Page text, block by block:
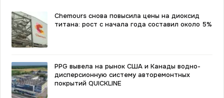
Chemours снова повысила цены на диоксид
титана: рост с начала года составил около 5%
PPG вывела на рынок США и Канады водно-
дисперсионную систему авторемонтных
покрытий QUICKLINE